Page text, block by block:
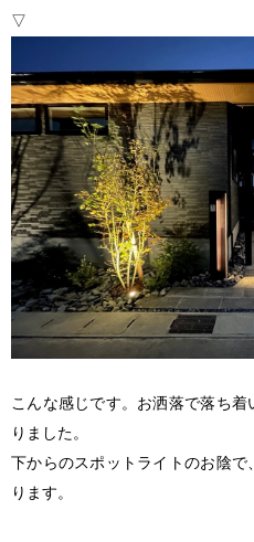
▽
こんな感じです。お洒落で落ち
りました。
下からのスポットライトのお陰
ります。